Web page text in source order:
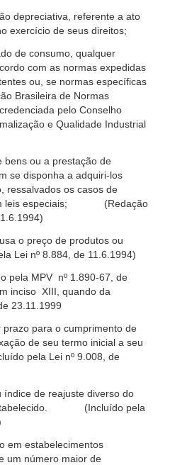
depreciativa, referente a ato
exercício de seus direitos;
de consumo, qualquer
com as normas expedidas
ou, se normas específicas
Brasileira de Normas
pelo Conselho
e Qualidade Industrial
bens ou a prestação de
se disponha a adquiri-los
ressalvados os casos de
leis especiais; (Redação
o preço de produtos ou
nº 8.884, de 11.6.1994)
pela MPV nº 1.890-67, de
inciso XIII, quando da
23.11.1999
prazo para o cumprimento de
de seu termo inicial a seu
pela Lei nº 9.008, de
índice de reajuste diverso do
(Incluído pela
em estabelecimentos
um número maior de